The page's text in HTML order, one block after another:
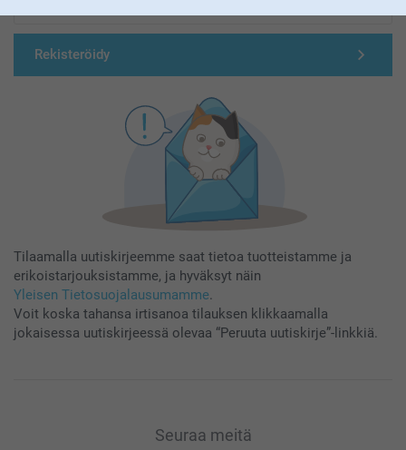
Rekisteröidy
Tilaamalla uutiskirjeemme saat tietoa tuotteistamme ja
erikoistarjouksistamme, ja hyväksyt näin
Yleisen Tietosuojalausumamme.
Voit koska tahansa irtisanoa tilauksen klikkaamalla
jokaisessa uutiskirjeessä olevaa “Peruuta uutiskirje”-linkkiä.
Seuraa meitä